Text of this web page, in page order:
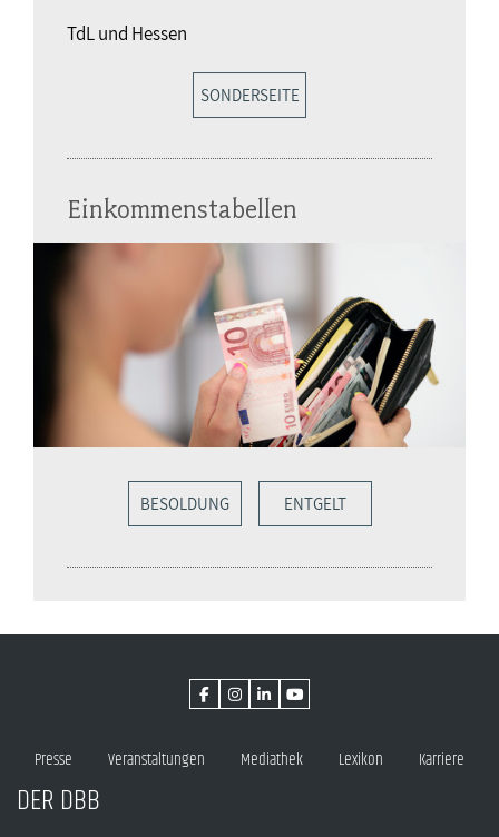
TdL und Hessen
SONDERSEITE
Einkommenstabellen
BESOLDUNG ENTGELT
Presse Veranstaltungen Mediathek Lexikon Karriere
DER DBB